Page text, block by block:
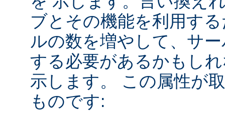
ブとその機能を利用す
ルの数を増やして、サ
する必要があるかもし
示します。 この属性が
ものです: